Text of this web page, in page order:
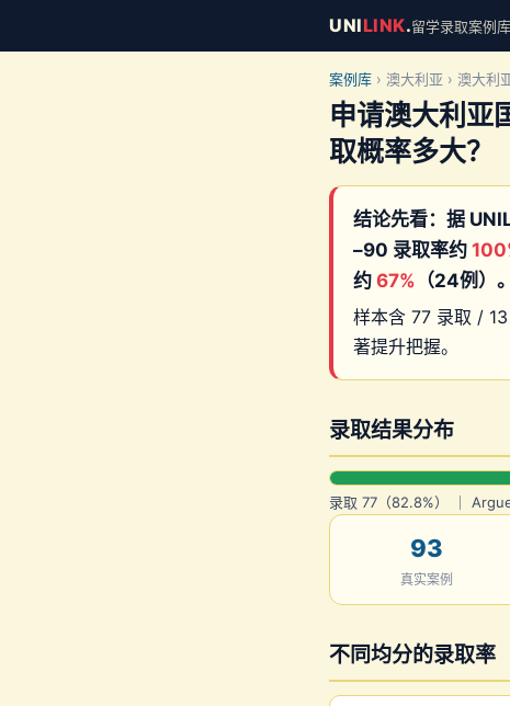
UNILINK.留学录取案例
案例库 › 澳大利亚 › 澳大利
申请澳大利亚
取概率多大？
结论先看：据
–90 录取率约
约 67% （24例）。
样本含 77 录取 /
著提升把握。
录取结果分布
录取 77（82.8%） ｜
93
真实案例
不同均分的录取率